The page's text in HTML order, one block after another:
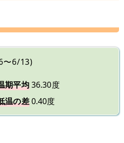
〜6/13)
期平均36.30度
温の差0.40度